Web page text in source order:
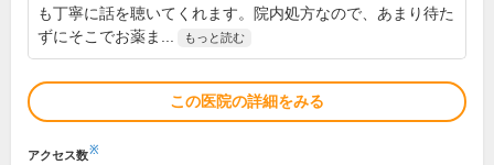
も丁寧に話を聴いてくれます。院内処方なので、あまり待た
ずにそこでお薬ま...
もっと読む
この医院の詳細をみる
アクセス数※